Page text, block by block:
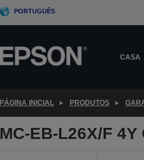
PORTUGUÊS
CASA
PÁGINA INICIAL PRODUTOS
MC-EB-L26X/F